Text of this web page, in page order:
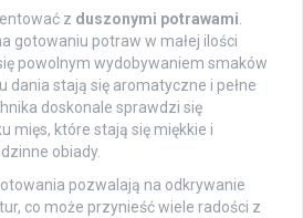
z duszonymi potrawami
gotowaniu potraw w małej ilości
powolnym wydobywaniem smaków
dania stają się aromatyczne i pełne
doskonale sprawdzi się
mięs, które stają się miękkie i
obiady.
pozwalają na odkrywanie
co może przynieść wiele radości z